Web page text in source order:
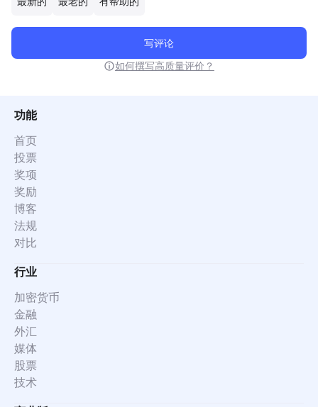
写评论
如何撰写高质量评价？
功能
首页
投票
奖项
奖励
博客
法规
对比
行业
加密货币
金融
外汇
媒体
股票
技术